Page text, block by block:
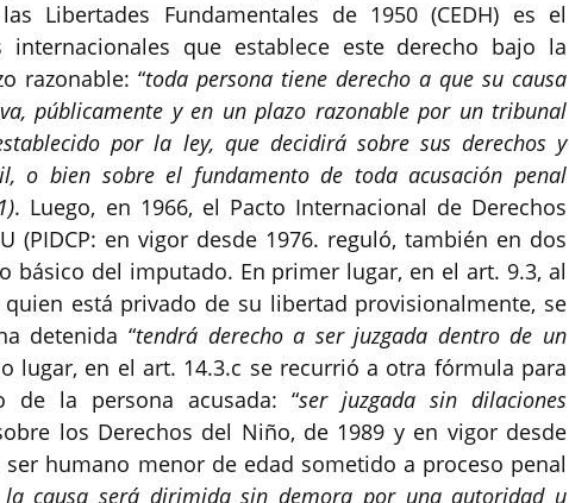
Libertades Fundamentales de 1950 (CEDH) es el
que establece este derecho bajo la
razonable: “toda persona tiene derecho a que su causa
públicamente y en un plazo razonable por un tribunal
por la ley, que decidirá sobre sus derechos y
o bien sobre el fundamento de toda acusación penal
. Luego, en 1966, el Pacto Internacional de Derechos
(PIDCP: en vigor desde 1976. reguló, también en dos
básico del imputado. En primer lugar, en el art. 9.3, al
está privado de su libertad provisionalmente, se
detenida “tendrá derecho a ser juzgada dentro de un
lugar, en el art. 14.3.c se recurrió a otra fórmula para
de la persona acusada: “ser juzgada sin dilaciones
los Derechos del Niño, de 1989 y en vigor desde
humano menor de edad sometido a proceso penal
la causa será dirimida sin demora por una autoridad u